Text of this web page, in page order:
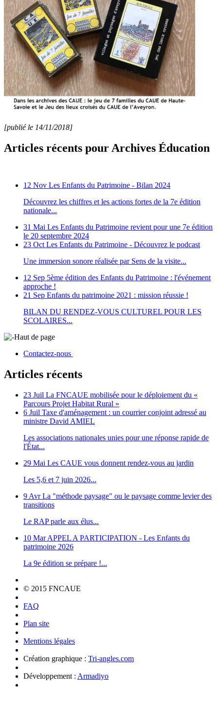
[publié le 14/11/2018]
Articles récents pour Archives Éducation
12 Nov Les Enfants du Patrimoine - Bilan 2024
Découvrez les chiffres et les actions fortes de la 7e édition
nationale...
31 Mai Les Enfants du Patrimoine revient pour une 7e édition
le 20 septembre 2024
23 Oct Les Enfants du Patrimoine - Découvrez le podcast
Une immersion sonore réalisée par Sens de la visite...
12 Sep 5ème édition des Enfants du Patrimoine : l'événement
approche !
21 Sep Enfants du patrimoine 2021 : mission réussie !
BILAN DU RENDEZ-VOUS CULTUREL POUR LES
SCOLAIRES...
Haut de page
Contactez-nous
Articles récents
23 Juil La FNCAUE mobilisée pour le déploiement du «
Parcours Projet Habitat Rural »
6 Juil Taxe d'aménagement : un courrier conjoint adressé au
ministre David AMIEL
Les associations nationales unies pour une réponse rapide de
l'État...
29 Mai Les CAUE vous donnent rendez-vous au jardin
Les 5,6 et 7 juin 2026...
9 Avr La "méthode paysage" ou le paysage comme levier des
transitions
Le RAP parle aux élus...
10 Mar APPEL A PARTICIPATION - Les Enfants du
patrimoine 2026
La 9e édition se prépare !...
© 2015 FNCAUE
FAQ
Plan site
Mentions légales
Création graphique : Tri-angles.com
Développement : Armadiyo